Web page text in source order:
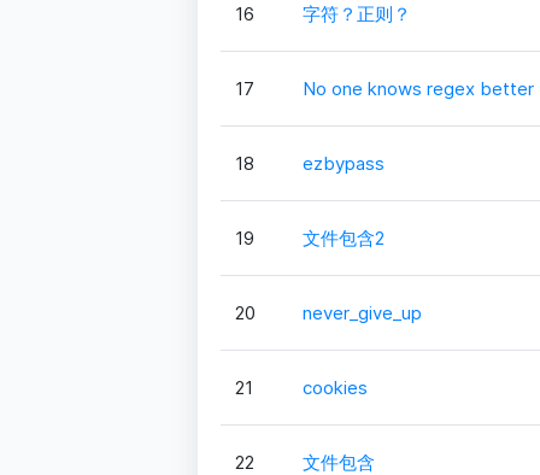
16 字符？正则？
17 No one knows regex better
18 ezbypass
19 文件包含2
20 never_give_up
21 cookies
22 文件包含